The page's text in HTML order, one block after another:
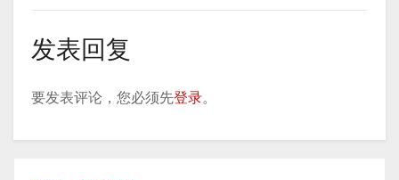
发表回复
要发表评论，您必须先登录。